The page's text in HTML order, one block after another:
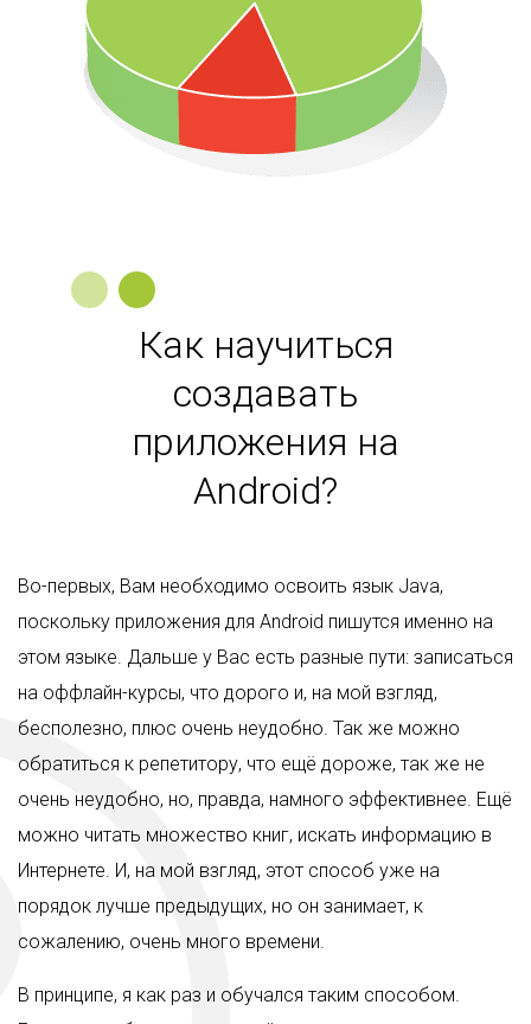
Как научиться
создавать
приложения на
Android?
Во-первых, Вам необходимо освоить язык Java,
поскольку приложения для Android пишутся именно на
этом языке. Дальше у Вас есть разные пути: записаться
на оффлайн-курсы, что дорого и, на мой взгляд,
бесполезно, плюс очень неудобно. Так же можно
обратиться к репетитору, что ещё дороже, так же не
очень неудобно, но, правда, намного эффективнее. Ещё
можно читать множество книг, искать информацию в
Интернете. И, на мой взгляд, этот способ уже на
порядок лучше предыдущих, но он занимает, к
сожалению, очень много времени.
В принципе, я как раз и обучался таким способом.